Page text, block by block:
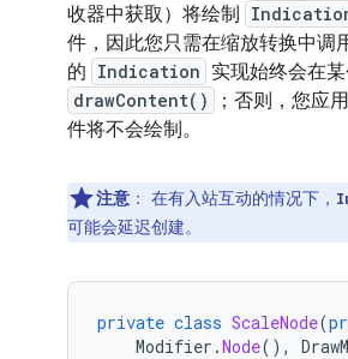
收器中获取）将绘制
件，因此您只需在缩放转换中调
的 Indication 实现始终会在
drawContent() ；否则，您应用
件将不会绘制。
注意 ： 在有入站互动的情况下，
可能会延迟创建。
private class ScaleNode(
Modifier .Node(),